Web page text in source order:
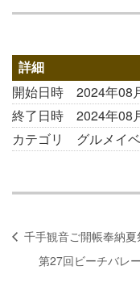
詳細
開始日時
2024年08
終了日時
2024年08
カテゴリ
グルメイ
千手観音ご開帳奉納夏
第27回ビーチバレ